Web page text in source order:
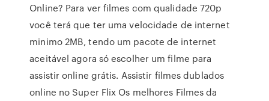
Online? Para ver filmes com qualidade 720p
você terá que ter uma velocidade de internet
minimo 2MB, tendo um pacote de internet
aceitável agora só escolher um filme para
assistir online grátis. Assistir filmes dublados
online no Super Flix Os melhores Filmes da